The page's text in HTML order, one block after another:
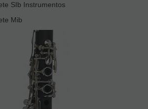
SIb Instrumentos
Mib